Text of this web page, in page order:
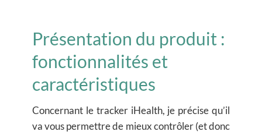
Présentation du produit :
fonctionnalités et
caractéristiques
Concernant le tracker iHealth, je précise qu’il
va vous permettre de mieux contrôler (et donc